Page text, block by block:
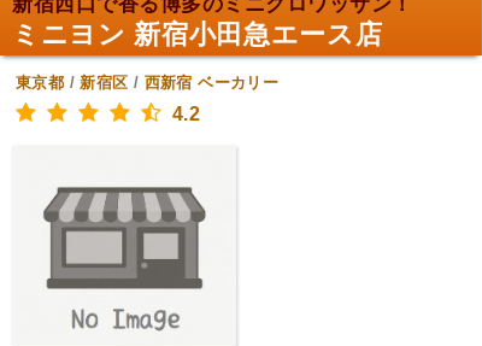
ミニヨン 新宿小田急エース店
東京都 /新宿区 / 西新宿 ベーカリー
4.2